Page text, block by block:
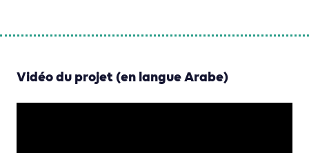
Vidéo du projet (en langue Arabe)